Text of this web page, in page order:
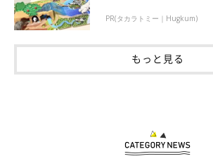
PR(タカラトミー｜Hugkum)
もっと見る